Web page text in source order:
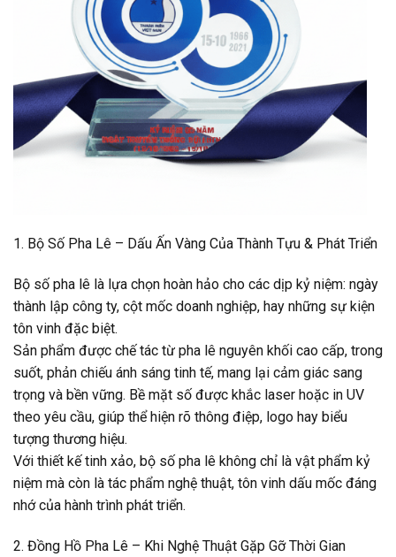
1. Bộ Số Pha Lê – Dấu Ấn Vàng Của Thành Tựu & Phát Triển
Bộ số pha lê là lựa chọn hoàn hảo cho các dịp kỷ niệm: ngày
thành lập công ty, cột mốc doanh nghiệp, hay những sự kiện
tôn vinh đặc biệt.
Sản phẩm được chế tác từ pha lê nguyên khối cao cấp, trong
suốt, phản chiếu ánh sáng tinh tế, mang lại cảm giác sang
trọng và bền vững. Bề mặt số được khắc laser hoặc in UV
theo yêu cầu, giúp thể hiện rõ thông điệp, logo hay biểu
tượng thương hiệu.
Với thiết kế tinh xảo, bộ số pha lê không chỉ là vật phẩm kỷ
niệm mà còn là tác phẩm nghệ thuật, tôn vinh dấu mốc đáng
nhớ của hành trình phát triển.
2. Đồng Hồ Pha Lê – Khi Nghệ Thuật Gặp Gỡ Thời Gian